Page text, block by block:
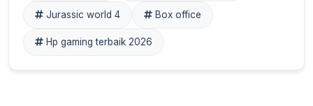
Jurassic world 4 Box office
Hp gaming terbaik 2026